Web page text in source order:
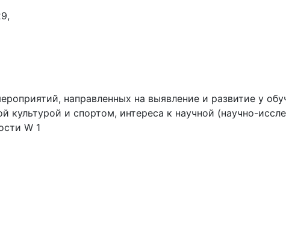
направленных на выявление и развитие у
культурой и спортом, интереса к научной (научно-
W 1